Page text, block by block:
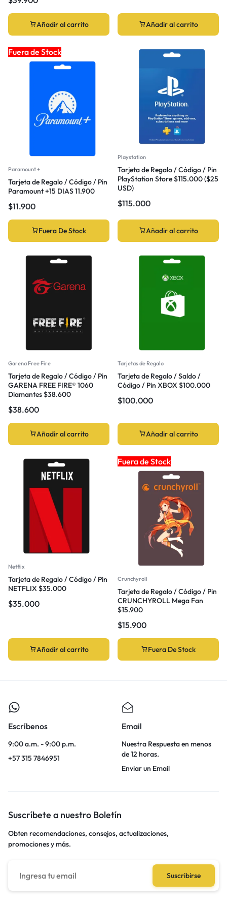
Añadir al carrito Añadir al carrito
Fuera de Stock
Paramount +
Tarjeta de Regalo / Código / Pin
Paramount +15 DIAS 11.900
$11.900
Fuera De Stock
Playstation
Tarjeta de Regalo / Código / Pin
PlayStation Store $115.000 ($25
USD)
$115.000
Añadir al carrito
Garena Free Fire
Tarjeta de Regalo / Código / Pin
GARENA FREE FIRE® 1060
Diamantes $38.600
$38.600
Añadir al carrito
Tarjetas de Regalo
Tarjeta de Regalo / Saldo /
Código / Pin XBOX $100.000
$100.000
Añadir al carrito
Netflix
Tarjeta de Regalo / Código / Pin
NETFLIX $35.000
$35.000
Añadir al carrito
Fuera de Stock
Crunchyroll
Tarjeta de Regalo / Código / Pin
CRUNCHYROLL Mega Fan
$15.900
$15.900
Fuera De Stock
Escríbenos
9:00 a.m. - 9:00 p.m.
+57 315 7846951
Email
Nuestra Respuesta en menos
de 12 horas.
Enviar un Email
Suscríbete a nuestro Boletín
Obten recomendaciones, consejos, actualizaciones,
promociones y más.